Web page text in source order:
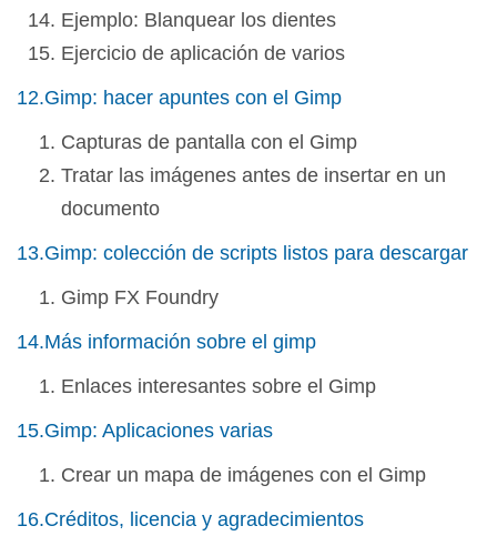
Ejemplo: Blanquear los dientes
Ejercicio de aplicación de varios
12.Gimp: hacer apuntes con el Gimp
Capturas de pantalla con el Gimp
Tratar las imágenes antes de insertar en un
documento
13.Gimp: colección de scripts listos para descargar
Gimp FX Foundry
14.Más información sobre el gimp
Enlaces interesantes sobre el Gimp
15.Gimp: Aplicaciones varias
Crear un mapa de imágenes con el Gimp
16.Créditos, licencia y agradecimientos